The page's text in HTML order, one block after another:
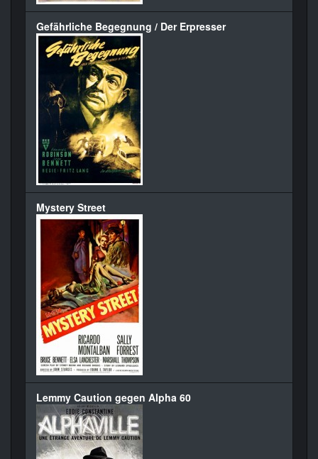
Gefährliche Begegnung / Der Erpresser
Mystery Street
Lemmy Caution gegen Alpha 60